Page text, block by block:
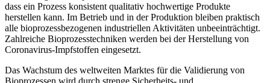
dass ein Prozess konsistent qualitativ hochwertige Produkte
herstellen kann. Im Betrieb und in der Produktion bleiben praktisch
alle bioprozessbezogenen industriellen Aktivitäten unbeeinträchtigt.
Zahlreiche Bioprozesstechniken werden bei der Herstellung von
Coronavirus-Impfstoffen eingesetzt.
Das Wachstum des weltweiten Marktes für die Validierung von
Bioprozessen wird durch strenge Sicherheits- und